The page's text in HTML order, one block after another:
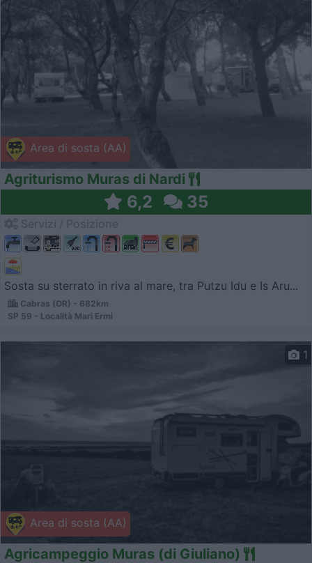
Area di sosta (AA)
Agriturismo Muras di Nardi
6,2 35
Sosta su sterrato in riva al mare, tra Putzu Idu e Is Aru...
Cabras (OR) - 682km
SP 59 - Località Mari Ermi
Area di sosta (AA)
1
Agricampeggio Muras (di Giuliano)